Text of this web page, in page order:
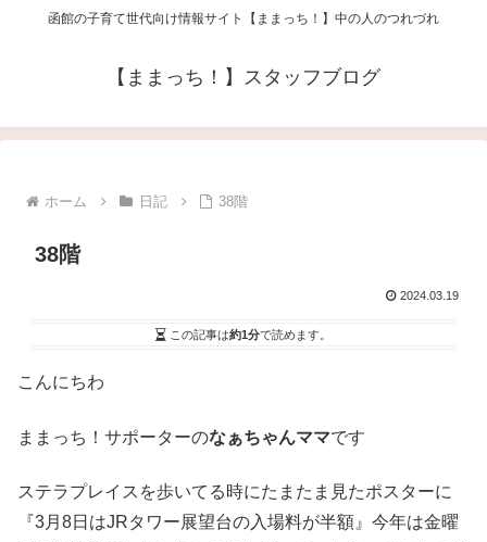
函館の子育て世代向け情報サイト【ままっち！】中の人のつれづれ
【ままっち！】スタッフブログ
ホーム 日記 38階
38階
2024.03.19
この記事は約1分で読めます。
こんにちわ
ままっち！サポーターのなぁちゃんママです
ステラプレイスを歩いてる時にたまたま見たポスターに
『3月8日はJRタワー展望台の入場料が半額』今年は金曜